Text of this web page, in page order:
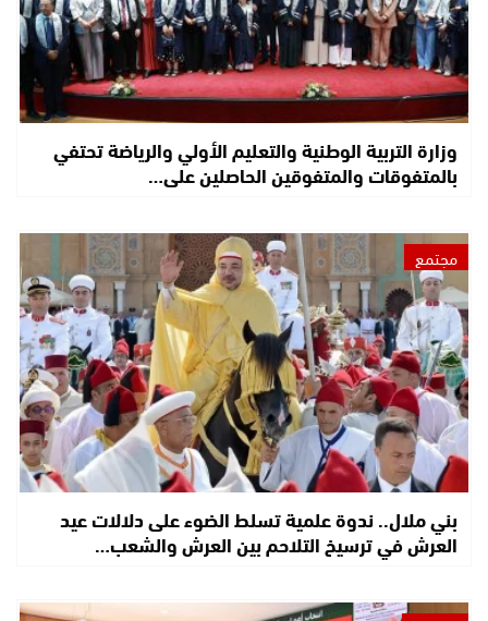
وزارة التربية الوطنية والتعليم الأولي والرياضة تحتفي
بالمتفوقات والمتفوقين الحاصلين على…
مجتمع
بني ملال.. ندوة علمية تسلط الضوء على دلالات عيد
العرش في ترسيخ التلاحم بين العرش والشعب…